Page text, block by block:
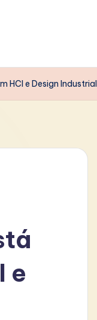
HCI e Design Industrial
e